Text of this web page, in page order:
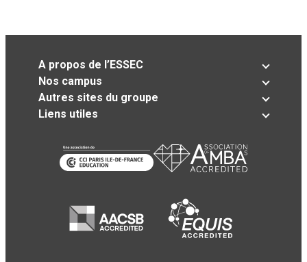
A propos de l’ESSEC
Nos campus
Autres sites du groupe
Liens utiles